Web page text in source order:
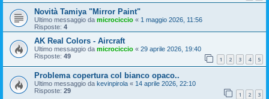
Novità Tamiya "Mirror Paint"
Ultimo messaggio da microciccio « 1 maggio 2026, 11:56
Risposte: 4
AK Real Colors - Aircraft
Ultimo messaggio da microciccio « 29 aprile 2026, 19:40
Risposte: 49 1 2 3 4 5
Problema copertura col bianco opaco..
Ultimo messaggio da kevinpirola « 14 aprile 2026, 22:10
Risposte: 29 1 2 3